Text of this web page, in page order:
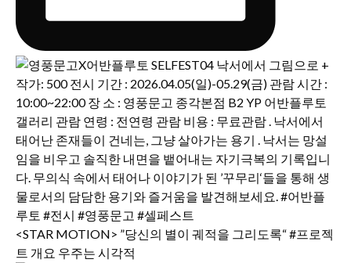
<STAR MOTION> ”당신의 별이 궤적을 그리도록“ #프로젝
트 개요 우주는 시각적